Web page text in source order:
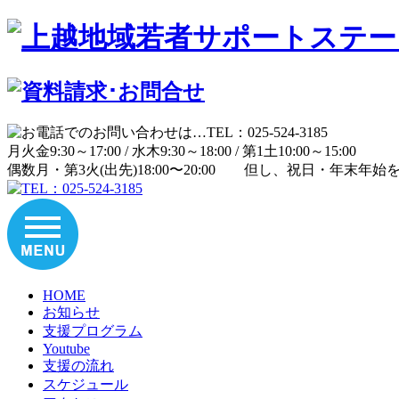
月 火金9:30～17:00 / 水木9:30～18:00 /第1土10:00～15:00
偶数月・第3火(出先)18:00〜20:00 但し、祝日・年末年始
HOME
お知らせ
支援プログラム
Youtube
支援の流れ
スケジュール